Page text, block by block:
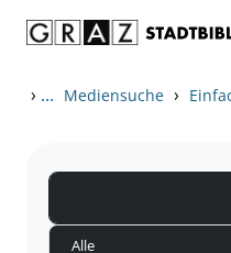
› ... Mediensuche ›